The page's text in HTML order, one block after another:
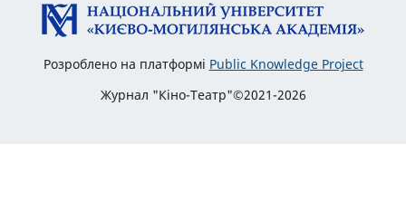
Розроблено на платформі Public Knowledge Project
Журнал "Кіно-Театр"©2021-2026